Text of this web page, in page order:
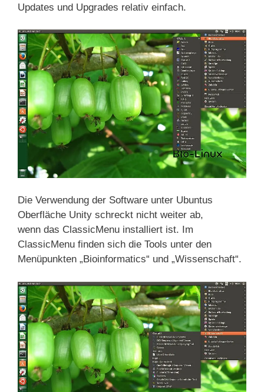
Updates und Upgrades relativ einfach.
Die Verwendung der Software unter Ubuntus
Oberfläche Unity schreckt nicht weiter ab,
wenn das ClassicMenu installiert ist. Im
ClassicMenu finden sich die Tools unter den
Menüpunkten „Bioinformatics“ und „Wissenschaft“.